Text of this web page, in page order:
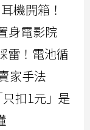
機開箱！
身電影院
雷！電池循
家手法
扣1元」是